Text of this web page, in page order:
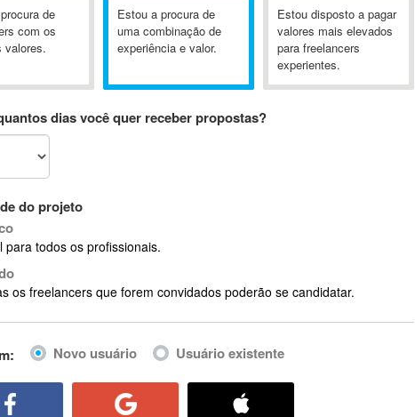
Toolkit (AWT)
de
com os
valores.
Estou a procura de
uma combinação de
experiência e valor.
Estou disposto a pagar
valores mais elevados
para freelancers
experientes.
dias você quer receber propostas?
do projeto
para todos os profissionais.
os freelancers que forem convidados poderão se candidatar.
Novo usuário Usuário existente